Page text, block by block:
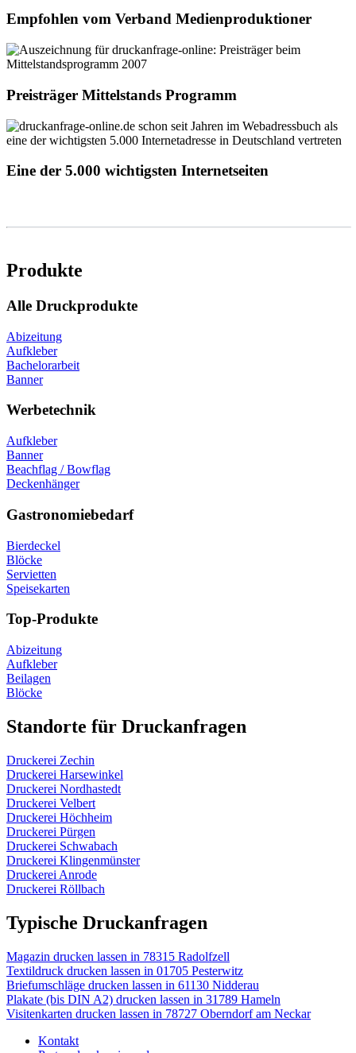
Empfohlen vom Verband Medienproduktioner
Preisträger Mittelstands Programm
Eine der 5.000 wichtigsten Internetseiten
Produkte
Alle Druckprodukte
Abizeitung
Aufkleber
Bachelorarbeit
Banner
Werbetechnik
Aufkleber
Banner
Beachflag / Bowflag
Deckenhänger
Gastronomiebedarf
Bierdeckel
Blöcke
Servietten
Speisekarten
Top-Produkte
Abizeitung
Aufkleber
Beilagen
Blöcke
Standorte für Druckanfragen
Druckerei Zechin
Druckerei Harsewinkel
Druckerei Nordhastedt
Druckerei Velbert
Druckerei Höchheim
Druckerei Pürgen
Druckerei Schwabach
Druckerei Klingenmünster
Druckerei Anrode
Druckerei Röllbach
Typische Druckanfragen
Magazin drucken lassen in 78315 Radolfzell
Textildruck drucken lassen in 01705 Pesterwitz
Briefumschläge drucken lassen in 61130 Nidderau
Plakate (bis DIN A2) drucken lassen in 31789 Hameln
Visitenkarten drucken lassen in 78727 Oberndorf am Neckar
Kontakt